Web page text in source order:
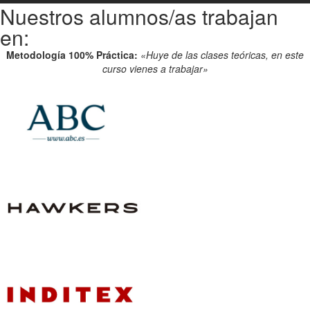
Nuestros alumnos/as trabajan
en:
Metodología 100% Práctica: «Huye de las clases teóricas, en este
curso vienes a trabajar»